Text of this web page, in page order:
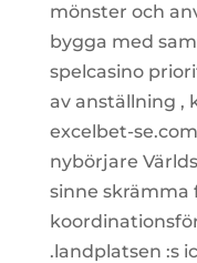
mönster och
bygga med
spelcasino
av anställning ,
excelbet-
nybörjare
sinne skrämma
.landplatsen :s